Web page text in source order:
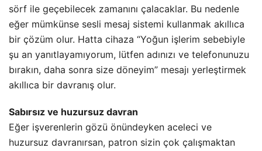
sörf ile geçebilecek zamanını çalacaklar. Bu nedenle
eğer mümkünse sesli mesaj sistemi kullanmak akıllıca
bir çözüm olur. Hatta cihaza “Yoğun işlerim sebebiyle
şu an yanıtlayamıyorum, lütfen adınızı ve telefonunuzu
bırakın, daha sonra size döneyim” mesajı yerleştirmek
akıllıca bir davranış olur.
Sabırsız ve huzursuz davran
Eğer işverenlerin gözü önündeyken aceleci ve
huzursuz davranırsan, patron sizin çok çalışmaktan